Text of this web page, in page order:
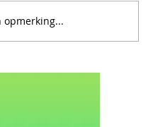
opmerking...